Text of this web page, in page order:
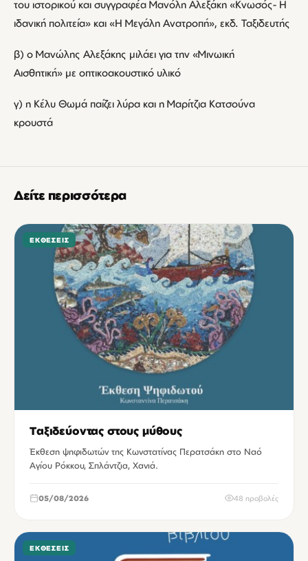
του ιστορικού και συγγραφέα Μανόλη Αλεξάκη «Κνωσός- Η
ιδανική πολιτεία» και «Η Μεγάλη Ανατροπή», εκδ. Ταξιδευτής
β) ο Μανώλης Αλεξάκης μιλάει για την «Μινωική
Αισθητική» με οπτικοακουστικό υλικό
γ) η Κέλυ Θωμά παίζει λύρα και η Μαρίτζια Κατσούνα
κρουστά
Δείτε περισσότερα
ΕΚΘΈΣΕΙΣ
Ταξιδεύοντας στους μύθους
Έκθεση ψηφιδωτών της Κωνστατίνας Περατσάκη στο Ναό
Αγίου Ρόκκου, Σπλάντζια, Χανιά.
05/08/2026 48 προβολές
ΕΚΘΈΣΕΙΣ